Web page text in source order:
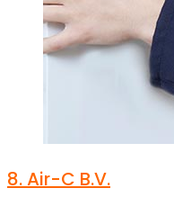
8.Air-C B.V.